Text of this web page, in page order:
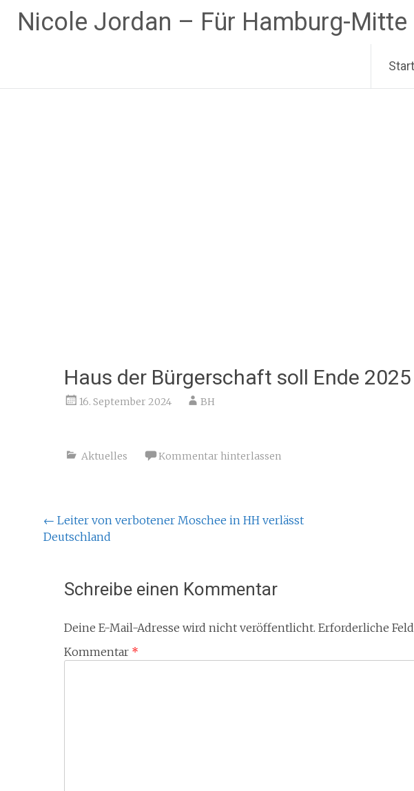
InhaltNicole Jordan – Für Hamburg-Mitte
Haus der Bürgerschaft soll Ende
16. September 2024 BH
Aktuelles Kommentar hinterlassen
Beitragsnavigation
← Leiter von verbotener Moschee in HH verlässt
Deutschland
Schreibe einen Kommentar
Deine E-Mail-Adresse wird nicht veröffentlicht. Erforderliche
Kommentar *